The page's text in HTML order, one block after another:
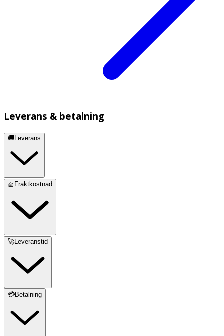
Leverans & betalning
🚚Leverans
🧺Fraktkostnad
🚀Leveranstid
💳Betalning